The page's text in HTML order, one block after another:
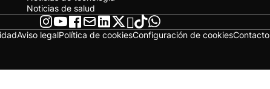
Noticias de salud
Aviso legalPolítica de cookiesConfiguración de cookiesContacto